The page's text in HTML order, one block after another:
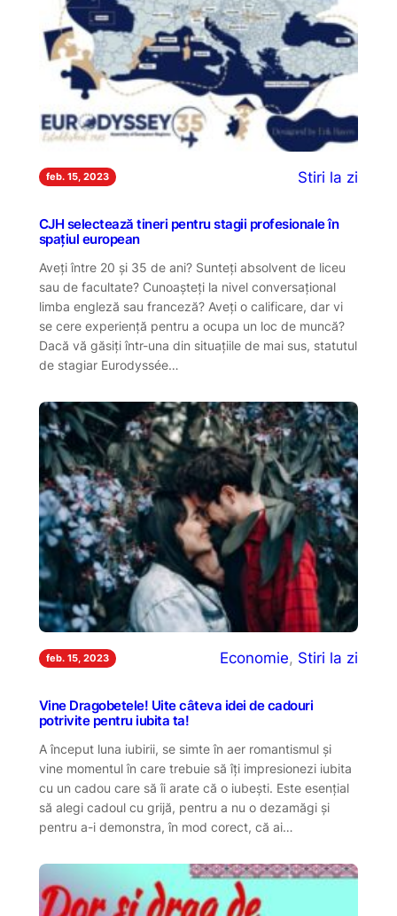
feb. 15, 2023 Stiri la zi
CJH selectează tineri pentru stagii profesionale în
spațiul european
Aveți între 20 și 35 de ani? Sunteți absolvent de liceu
sau de facultate? Cunoașteți la nivel conversațional
limba engleză sau franceză? Aveți o calificare, dar vi
se cere experiență pentru a ocupa un loc de muncă?
Dacă vă găsiți într-una din situațiile de mai sus, statutul
de stagiar Eurodyssée…
feb. 15, 2023 Economie, Stiri la zi
Vine Dragobetele! Uite câteva idei de cadouri
potrivite pentru iubita ta!
A început luna iubirii, se simte în aer romantismul și
vine momentul în care trebuie să îți impresionezi iubita
cu un cadou care să îi arate că o iubești. Este esențial
să alegi cadoul cu grijă, pentru a nu o dezamăgi și
pentru a-i demonstra, în mod corect, că ai…